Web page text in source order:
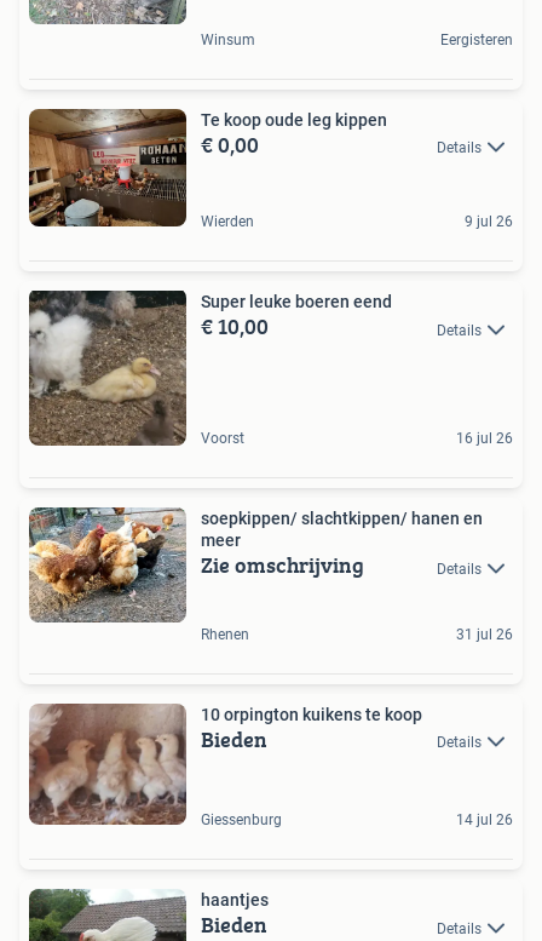
Winsum Eergisteren
Te koop oude leg kippen
€ 0,00 Details
Wierden 9 jul 26
Super leuke boeren eend
€ 10,00 Details
Voorst 16 jul 26
soepkippen/ slachtkippen/ hanen en
meer
Zie omschrijving Details
Rhenen 31 jul 26
10 orpington kuikens te koop
Bieden Details
Giessenburg 14 jul 26
haantjes
Bieden Details